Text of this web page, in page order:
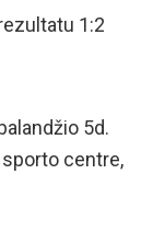
1:2
5d.
sporto centre,